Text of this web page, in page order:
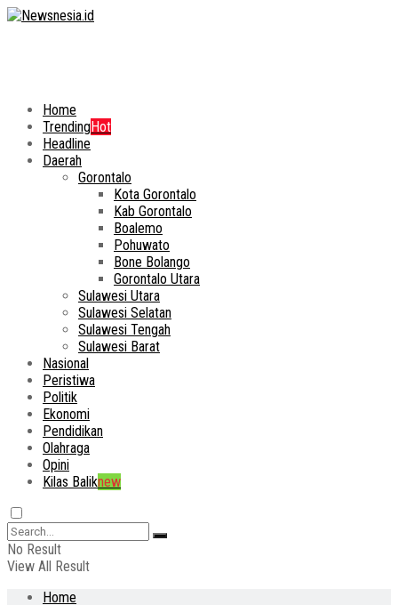
Home
TrendingHot
Headline
Daerah
Gorontalo
Kota Gorontalo
Kab Gorontalo
Boalemo
Pohuwato
Bone Bolango
Gorontalo Utara
Sulawesi Utara
Sulawesi Selatan
Sulawesi Tengah
Sulawesi Barat
Nasional
Peristiwa
Politik
Ekonomi
Pendidikan
Olahraga
Opini
Kilas Baliknew
No Result
View All Result
Home